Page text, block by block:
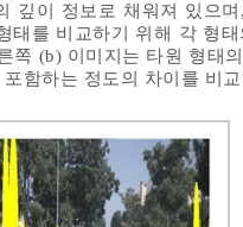
깊이 정보로 채워져 있으
태를 비교하기 위해 각 형
쪽 (b) 이미지는 타원 형태
함하는 정도의 차이를 비